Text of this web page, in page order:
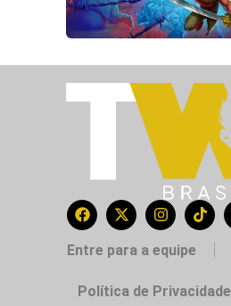
Entre para a equipe
Política de Privacidade